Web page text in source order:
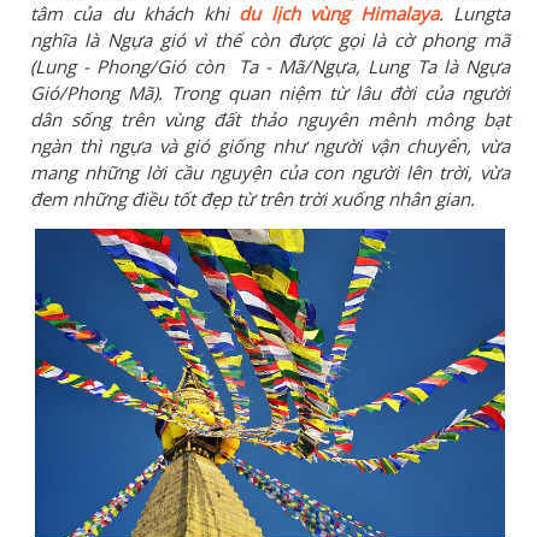
tâm của du khách khi du lịch vùng Himalaya. Lungta
nghĩa là Ngựa gió vì thế còn được gọi là cờ phong mã
(Lung - Phong/Gió còn Ta - Mã/Ngựa, Lung Ta là Ngựa
Gió/Phong Mã). Trong quan niệm từ lâu đời của người
dân sống trên vùng đất thảo nguyên mênh mông bạt
ngàn thì ngựa và gió giống như người vận chuyển, vừa
mang những lời cầu nguyện của con người lên trời, vừa
đem những điều tốt đẹp từ trên trời xuống nhân gian.